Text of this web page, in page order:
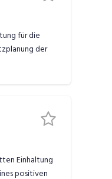
für die
der
Einhaltung
positiven